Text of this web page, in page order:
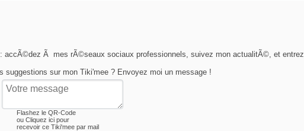
accÃ©dez Ã mes rÃ©seaux sociaux professionnels, suivez mon actualitÃ©, et entrez
suggestions sur mon Tiki'mee ? Envoyez moi un message !
Flashez le QR-Code
ou Cliquez ici pour
recevoir ce Tiki'mee par mail